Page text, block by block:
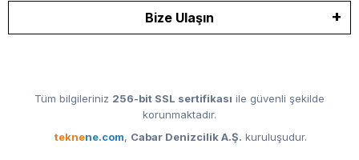
Bize Ulaşın
Tüm bilgileriniz 256-bit SSL sertifikası ile güvenli şekilde
korunmaktadır.
teknene.com, Cabar Denizcilik A.Ş. kuruluşudur.